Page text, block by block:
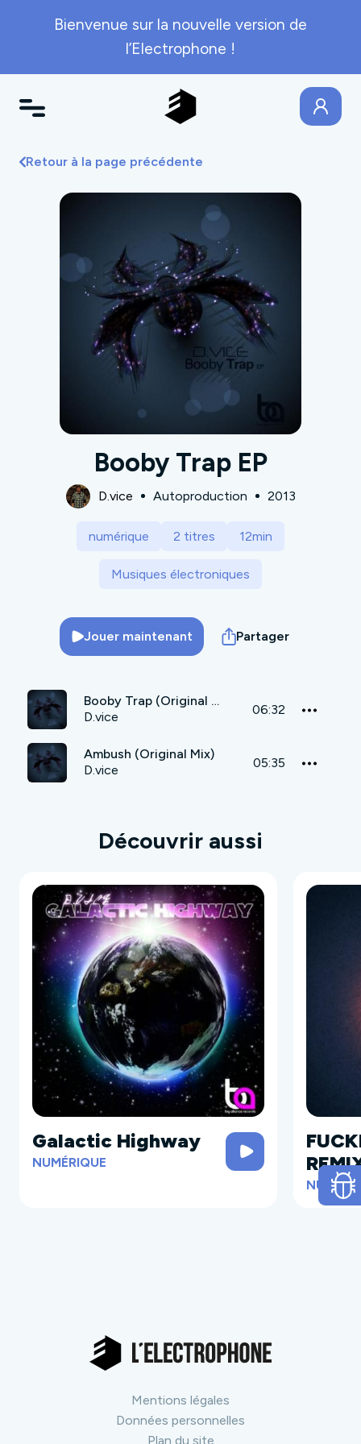
Bienvenue sur la nouvelle version de
l’Electrophone !
Retour à la page précédente
Booby Trap EP
D.vice Autoproduction 2013
numérique 2 titres 12min
Musiques électroniques
Jouer maintenant Partager
Booby Trap (Original Mix)
D.vice
06:32
Ambush (Original Mix)
D.vice
05:35
Découvrir aussi
Galactic Highway
NUMÉRIQUE
Mentions légales
Données personnelles
Plan du site